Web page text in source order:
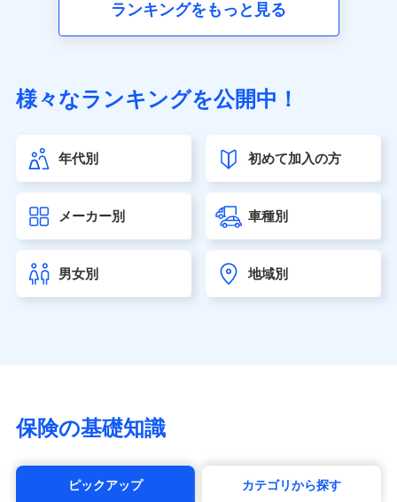
（https://www.sonylife.co.jp）
第一ネオ生命保険株式会社（https://neofirst.co.jp/）
大樹生命保険株式会社（https://www.taiju-life.co.jp）
seimei.co.jp）
チューリッヒ生命保険株式会社
東京海上日動あんしん生命保険株式会社
（https://www.tmn-anshin.co.jp/）
マニュライフ生命保険株式会社
（https://www.manulife.co.jp/）
（https://www.msa-life.co.jp/）
メットライフ生命株式会社(https://www.metlife.co.jp/)
ランキングをもっと見る
様々なランキングを公開中！
年代別 初めて加入の方
メーカー別 車種別
男女別 地域別
保険の基礎知識
ピックアップ カテゴリから探す